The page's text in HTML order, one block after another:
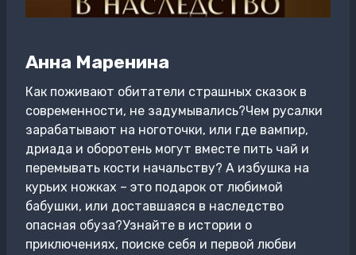
Анна Маренина
Как поживают обитатели страшных сказок в
современности, не задумывались?Чем русалки
зарабатывают на ноготочки, или где вампир,
дриада и оборотень могут вместе пить чай и
перемывать кости начальству? А избушка на
курьих ножках – это подарок от любимой
бабушки, или доставшаяся в наследство
опасная обуза?Узнайте в истории о
приключениях, поиске себя и первой любви